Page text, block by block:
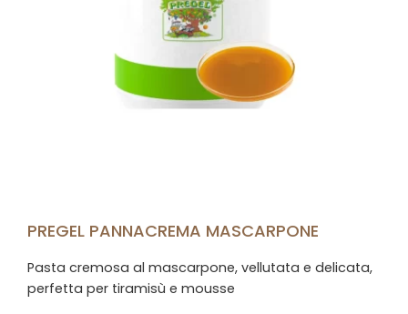
PREGEL PANNACREMA MASCARPONE
Pasta cremosa al mascarpone, vellutata e delicata,
perfetta per tiramisù e mousse